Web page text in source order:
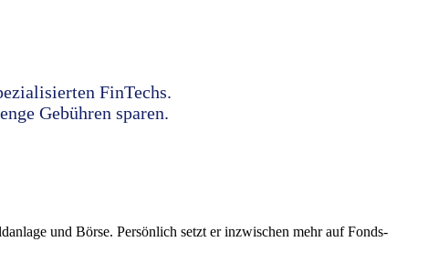
FinTechs.
Gebühren sparen.
und Börse. Persönlich setzt er inzwischen mehr auf Fonds-